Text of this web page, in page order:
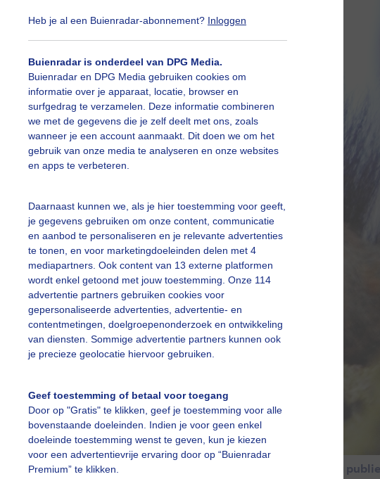
Heb je al een Buienradar-abonnement? Inloggen
Buienradar is onderdeel van DPG Media.
Buienradar en DPG Media gebruiken cookies om
informatie over je apparaat, locatie, browser en
surfgedrag te verzamelen. Deze informatie combineren
we met de gegevens die je zelf deelt met ons, zoals
wanneer je een account aanmaakt. Dit doen we om het
gebruik van onze media te analyseren en onze websites
en apps te verbeteren.
Daarnaast kunnen we, als je hier toestemming voor geeft,
je gegevens gebruiken om onze content, communicatie
en aanbod te personaliseren en je relevante advertenties
te tonen, en voor marketingdoeleinden delen met 4
mediapartners. Ook content van 13 externe platformen
wordt enkel getoond met jouw toestemming. Onze 114
advertentie partners gebruiken cookies voor
gepersonaliseerde advertenties, advertentie- en
contentmetingen, doelgroepenonderzoek en ontwikkeling
van diensten. Sommige advertentie partners kunnen ook
je precieze geolocatie hiervoor gebruiken.
Geef toestemming of betaal voor toegang
Door op "Gratis" te klikken, geef je toestemming voor alle
bovenstaande doeleinden. Indien je voor geen enkel
doeleinde toestemming wenst te geven, kun je kiezen
voor een advertentievrije ervaring door op “Buienradar
Premium” te klikken.
eekhoorntje durft zich weer te laten zien na regen en met weinig
Klikhierom dit aan te passen